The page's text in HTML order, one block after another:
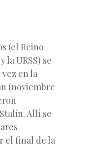
(el Reino
la URSS) se
en la
(noviembre
Allí se
el final de la